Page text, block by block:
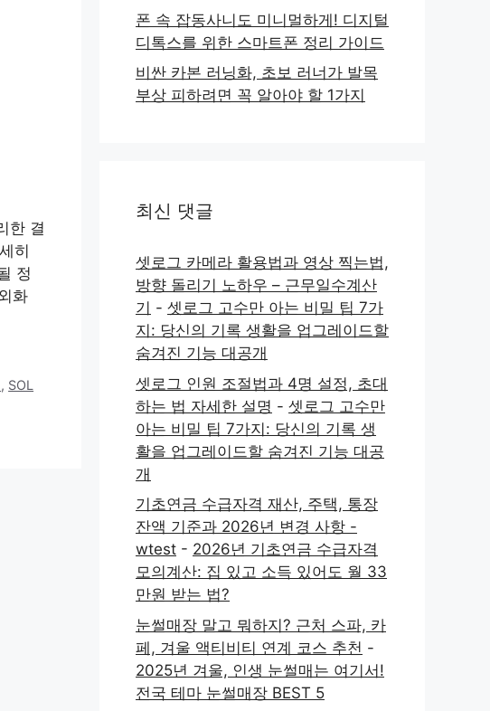
한 결
히
정
화
, SOL
폰 속 잡동사니도 미니멀하게! 디지털
디톡스를 위한 스마트폰 정리 가이드
비싼 카본 러닝화, 초보 러너가 발목
부상 피하려면 꼭 알아야 할 1가지
최신 댓글
셋로그 카메라 활용법과 영상 찍는법,
방향 돌리기 노하우 – 근무일수계산
기 - 셋로그 고수만 아는 비밀 팁 7가
지: 당신의 기록 생활을 업그레이드할
숨겨진 기능 대공개
셋로그 인원 조절법과 4명 설정, 초대
하는 법 자세한 설명 - 셋로그 고수만
아는 비밀 팁 7가지: 당신의 기록 생
활을 업그레이드할 숨겨진 기능 대공
개
기초연금 수급자격 재산, 주택, 통장
잔액 기준과 2026년 변경 사항 -
wtest - 2026년 기초연금 수급자격
모의계산: 집 있고 소득 있어도 월 33
만원 받는 법?
눈썰매장 말고 뭐하지? 근처 스파, 카
페, 겨울 액티비티 연계 코스 추천 -
2025년 겨울, 인생 눈썰매는 여기서!
전국 테마 눈썰매장 BEST 5